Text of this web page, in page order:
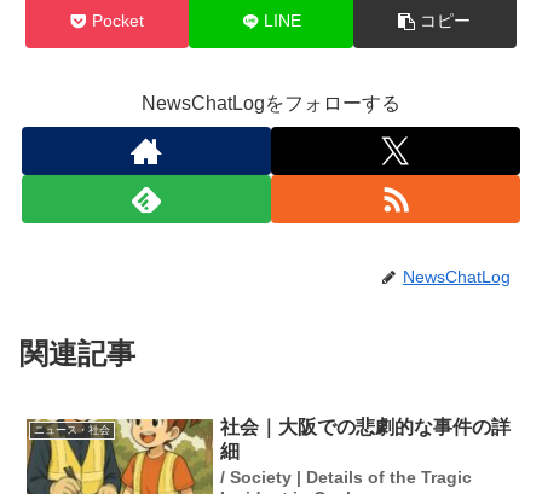
Pocket LINE コピー
NewsChatLogをフォローする
NewsChatLog
関連記事
ニュース・社会
社会｜大阪での悲劇的な事件の詳
細
/ Society | Details of the Tragic